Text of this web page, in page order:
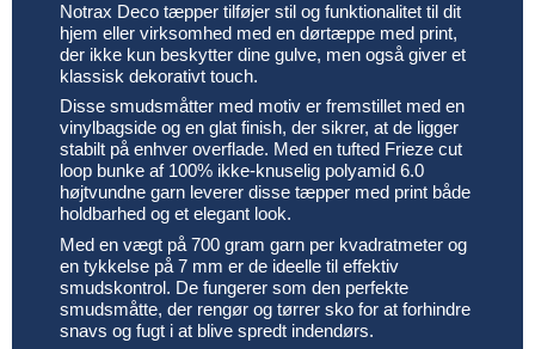
Notrax Deco tæpper tilføjer stil og funktionalitet til dit
hjem eller virksomhed med en dørtæppe med print,
der ikke kun beskytter dine gulve, men også giver et
klassisk dekorativt touch.
Disse smudsmåtter med motiv er fremstillet med en
vinylbagside og en glat finish, der sikrer, at de ligger
stabilt på enhver overflade. Med en tufted Frieze cut
loop bunke af 100% ikke-knuselig polyamid 6.0
højtvundne garn leverer disse tæpper med print både
holdbarhed og et elegant look.
Med en vægt på 700 gram garn per kvadratmeter og
en tykkelse på 7 mm er de ideelle til effektiv
smudskontrol. De fungerer som den perfekte
smudsmåtte, der rengør og tørrer sko for at forhindre
snavs og fugt i at blive spredt indendørs.